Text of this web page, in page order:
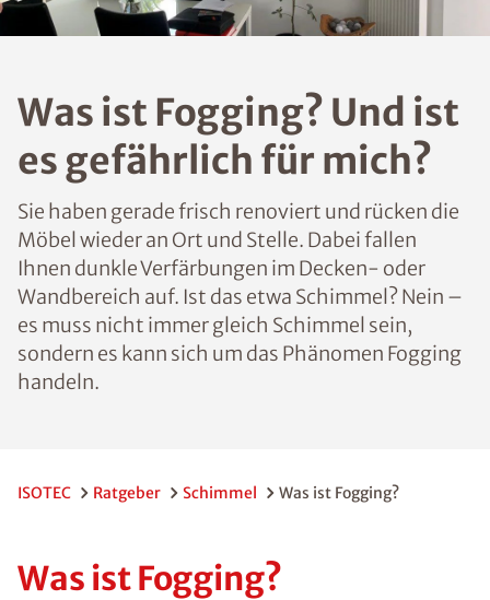
Was ist Fogging? Und ist
es gefährlich für mich?
Sie haben gerade frisch renoviert und rücken die
Möbel wieder an Ort und Stelle. Dabei fallen
Ihnen dunkle Verfärbungen im Decken- oder
Wandbereich auf. Ist das etwa Schimmel? Nein –
es muss nicht immer gleich Schimmel sein,
sondern es kann sich um das Phänomen Fogging
handeln.
ISOTEC Ratgeber Schimmel Was ist Fogging?
Was ist Fogging?